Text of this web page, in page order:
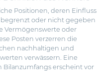
Positionen, deren Einfluss
oder nicht gegeben
Vermögenswerte oder
Posten verzerren die
nachhaltigen und
verwässern. Eine
Bilanzumfangs erscheint vor